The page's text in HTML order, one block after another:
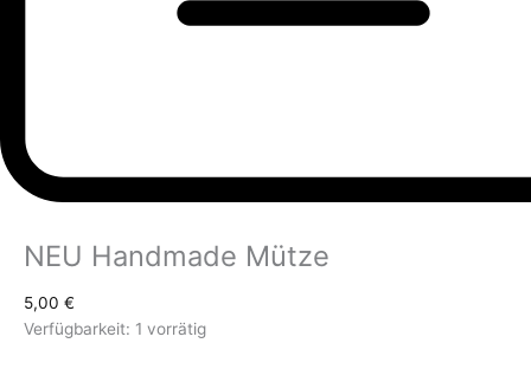
NEU Handmade Mütze
5,00 €
Verfügbarkeit: 1 vorrätig